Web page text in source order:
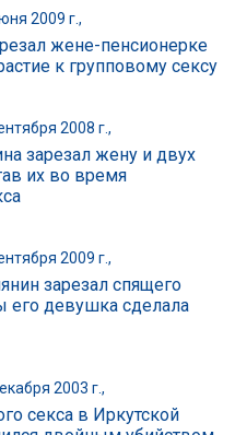
2009 г.,
жене-пенсионерке
к групповому сексу
2008 г.,
зарезал жену и двух
их во время
2009 г.,
зарезал спящего
его девушка сделала
2003 г.,
секса в Иркутской